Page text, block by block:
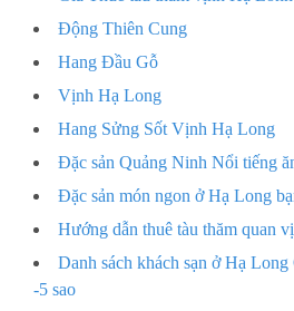
Động Thiên Cung
Hang Đầu Gỗ
Vịnh Hạ Long
Hang Sửng Sốt Vịnh Hạ Long
Đặc sản Quảng Ninh Nổi tiếng
Đặc sản món ngon ở Hạ Long
Hướng dẫn thuê tàu thăm quan
Danh sách khách sạn ở Hạ
-5 sao